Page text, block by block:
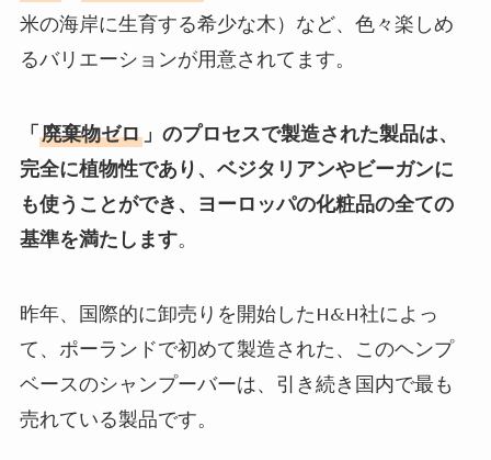
米の海岸に生育する希少な木）など、色々楽しめ
るバリエーションが用意されてます。
「 廃棄物ゼロ」のプロセスで製造された製品は、
完全に植物性であり、ベジタリアンやビーガンに
も使うことができ、ヨーロッパの化粧品の全ての
基準を満たします。
昨年、国際的に卸売りを開始したH&H社によっ
て、ポーランドで初めて製造された、このヘンプ
ベースのシャンプーバーは、引き続き国内で最も
売れている製品です。